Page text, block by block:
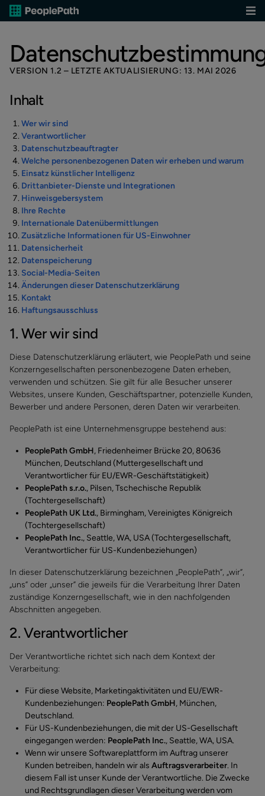
VERSION 1.2 – LETZTE AKTUALISIERUNG: 13. MAI 2026
Inhalt
Wer wir sind
Verantwortlicher
Datenschutzbeauftragter
Welche personenbezogenen Daten wir erheben und warum
Einsatz künstlicher Intelligenz
Drittanbieter-Dienste und Integrationen
Hinweisgebersystem
Ihre Rechte
Internationale Datenübermittlungen
Zusätzliche Informationen für US-Einwohner
Datensicherheit
Datenspeicherung
Social-Media-Seiten
Änderungen dieser Datenschutzerklärung
Kontakt
Haftungsausschluss
1. Wer wir sind
Diese Datenschutzerklärung erläutert, wie PeoplePath und seine
Konzerngesellschaften personenbezogene Daten erheben,
verwenden und schützen. Sie gilt für alle Besucher unserer
Websites, unsere Kunden, Geschäftspartner, potenzielle Kunden,
Bewerber und andere Personen, deren Daten wir verarbeiten.
PeoplePath ist eine Unternehmensgruppe bestehend aus:
PeoplePath GmbH, Friedenheimer Brücke 20, 80636
München, Deutschland (Muttergesellschaft und
Verantwortlicher für EU/EWR-Geschäftstätigkeit)
PeoplePath s.r.o., Pilsen, Tschechische Republik
(Tochtergesellschaft)
PeoplePath UK Ltd., Birmingham, Vereinigtes Königreich
(Tochtergesellschaft)
PeoplePath Inc., Seattle, WA, USA (Tochtergesellschaft,
Verantwortlicher für US-Kundenbeziehungen)
In dieser Datenschutzerklärung bezeichnen „PeoplePath”, „wir”,
„uns” oder „unser” die jeweils für die Verarbeitung Ihrer Daten
zuständige Konzerngesellschaft, wie in den nachfolgenden
Abschnitten angegeben.
2. Verantwortlicher
Der Verantwortliche richtet sich nach dem Kontext der
Verarbeitung:
Für diese Website, Marketingaktivitäten und EU/EWR-
Kundenbeziehungen: PeoplePath GmbH, München,
Deutschland.
Für US-Kundenbeziehungen, die mit der US-Gesellschaft
eingegangen werden: PeoplePath Inc., Seattle, WA, USA.
Wenn wir unsere Softwareplattform im Auftrag unserer
Kunden betreiben, handeln wir als Auftragsverarbeiter. In
diesem Fall ist unser Kunde der Verantwortliche. Die Zwecke
und Rechtsgrundlagen dieser Verarbeitung werden vom